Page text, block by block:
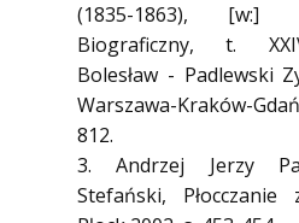
(1835-1863), [w:]
Biograficzny, t.
Bolesław - Padlewski
Warszawa-Kraków-
812.
3. Andrzej Jerzy
Stefański,